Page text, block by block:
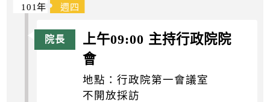
101年 週四
上午09:00 主持行政院院
會
地點：行政院第一會議室
不開放採訪